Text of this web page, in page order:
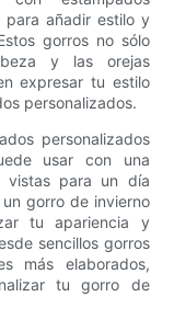
para añadir estilo y
gorros no sólo
y las orejas
expresar tu estilo
personalizados.
personalizados
usar con una
vistas para un día
gorro de invierno
tu apariencia y
sencillos gorros
más elaborados,
tu gorro de